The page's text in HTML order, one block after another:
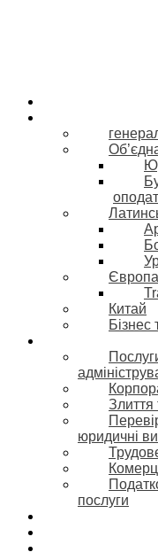
Європа
Китай
Бізнес
Злиття
юридичні
послуги